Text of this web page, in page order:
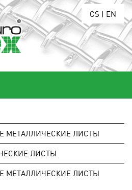
CS | EN
МЕТАЛЛИЧЕСКИЕ ЛИСТЫ
ЛИСТЫ
МЕТАЛЛИЧЕСКИЕ ЛИСТЫ